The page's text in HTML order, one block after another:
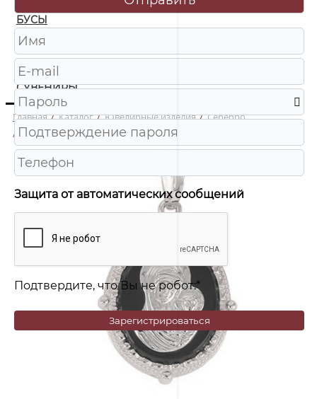
БУСЫ
ЧАСЫ
ШКАТУЛКИ
СУВЕНИРЫ
Главная / Каталог / Ювелирные изделия / Серебро
/
А320184 Подвеска Икона Ag 925
Защита от автоматических сообщений
Подтвердите, что Вы не робот:*
Зарегистрироваться